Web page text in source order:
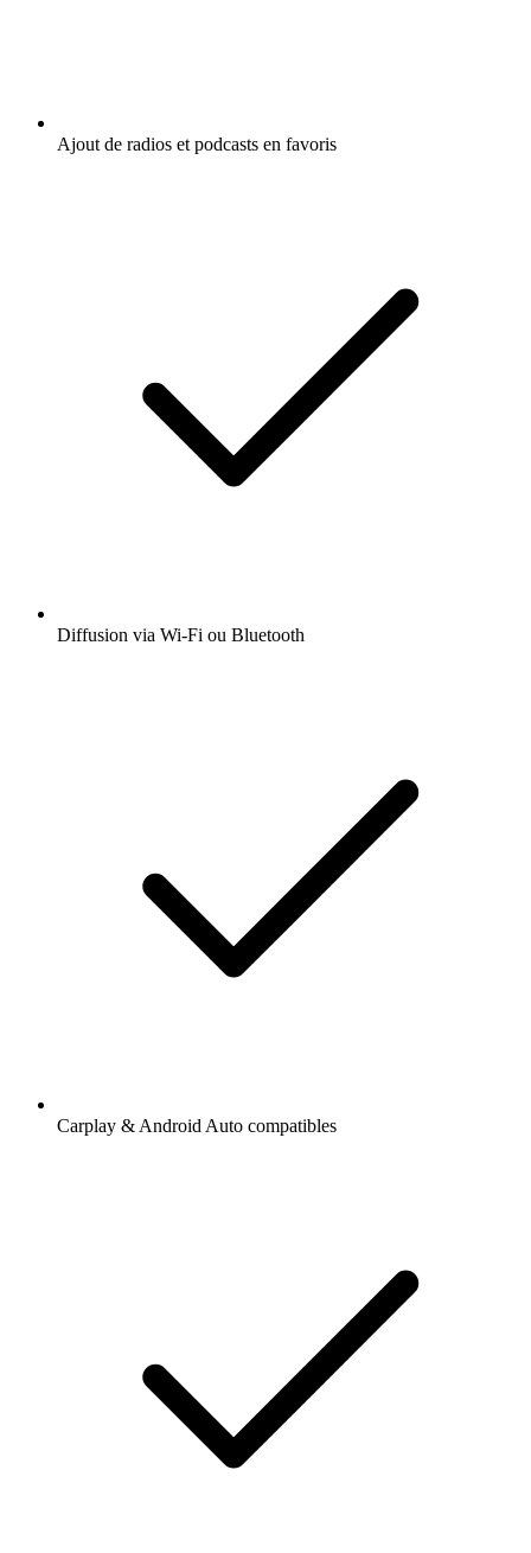
Ajout de radios et podcasts en favoris
Diffusion via Wi-Fi ou Bluetooth
Carplay & Android Auto compatibles